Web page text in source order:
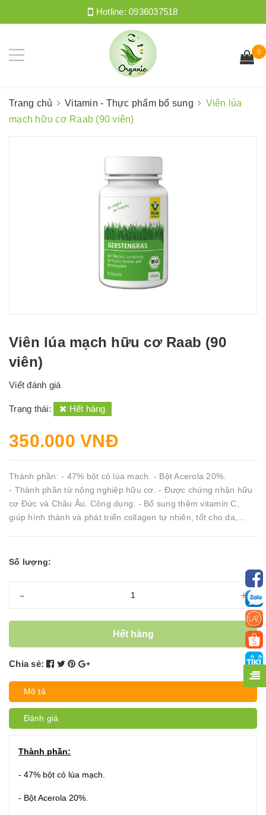
Hotline:0936037518
0
Trang chủ Vitamin - Thực phẩm bổ sung
Viên lúa
mạch hữu cơ Raab (90 viên)
Viên lúa mạch hữu cơ Raab (90
viên)
Viết đánh giá
Trạng thái: Hết hàng
350.000 VNĐ
Thành phần: - 47% bột cỏ lúa mạch. - Bột Acerola 20%.
- Thành phần từ nông nghiệp hữu cơ. - Được chứng nhận hữu
cơ Đức và Châu Âu. Công dụng: - Bổ sung thêm vitamin C,
giúp hình thành và phát triển collagen tự nhiên, tốt cho da,...
Số lượng:
- +
Hết hàng
Chia sẻ:
Mô tả
Đánh giá
Thành phần:
- 47% bột cỏ lúa mạch.
- Bột Acerola 20%.